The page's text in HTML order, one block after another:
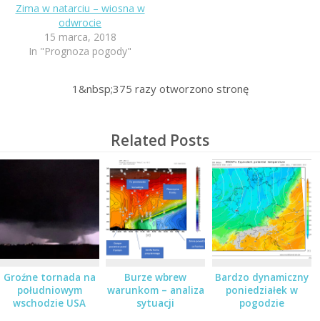
Zima w natarciu – wiosna w
odwrocie
15 marca, 2018
In "Prognoza pogody"
1&nbsp;375 razy otworzono stronę
Related Posts
Groźne tornada na
południowym
wschodzie USA
Burze wbrew
warunkom – analiza
sytuacji
Bardzo dynamiczny
poniedziałek w
pogodzie